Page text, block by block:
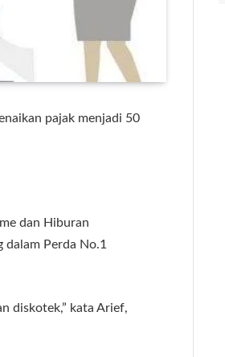
pajak menjadi 50
dan Hiburan
dalam Perda No.1
diskotek,” kata Arief,